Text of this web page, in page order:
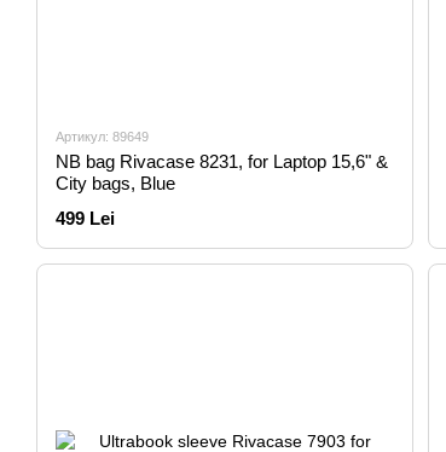
Артикул: 89649
NB bag Rivacase 8231, for Laptop 15,6" &
City bags, Blue
499 Lei